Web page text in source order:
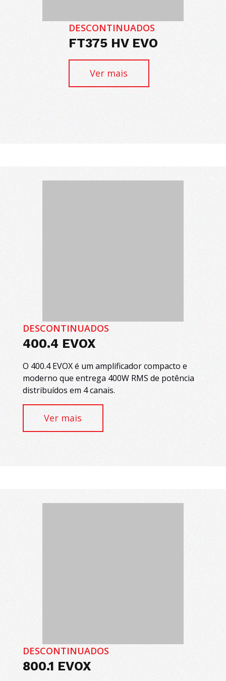
FT375 HV EVO
Ver mais
400.4 EVOX
O 400.4 EVOX é um amplificador compacto e
moderno que entrega 400W RMS de potência
distribuídos em 4 canais.
Ver mais
800.1 EVOX
O 800.1 EVOX é um amplificador compacto e